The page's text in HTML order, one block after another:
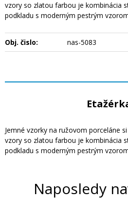
vzory so zlatou farbou je kombinácia
podkladu s moderným pestrým
Obj. čislo: nas-5083
Jemné vzorky na ružovom porceláne
vzory so zlatou farbou je kombinácia
podkladu s moderným pestrým
Naposledy